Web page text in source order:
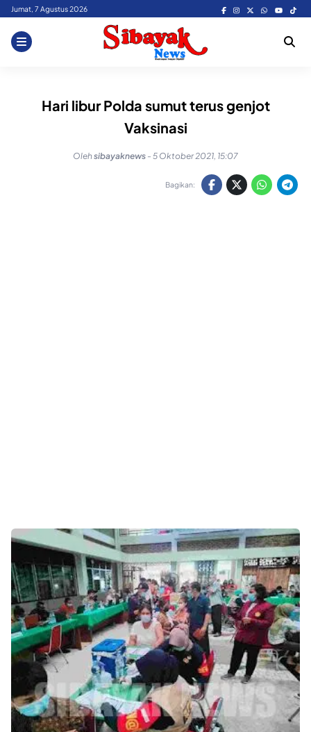
Skip
content
Jumat, 7 Agustus 2026
Hari libur Polda sumut terus genjot
Vaksinasi
Olehsibayaknews - 5 Oktober 2021, 15:07
Bagikan: